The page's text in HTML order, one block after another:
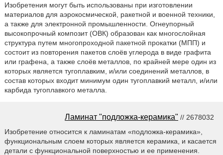
Изобретения могут быть использованы при изготовлении
материалов для аэрокосмической, ракетной и военной техники,
а также для электронной промышленности. Огнеупорный
высокопрочный композит (ОВК) образован как многослойная
структура путем многопроходной пакетной прокатки (МПП) и
состоит из повторения пакетов слоёв углерода в виде графита
или графена, а также слоёв металлов, по крайней мере один из
которых является тугоплавким, и/или соединений металлов, в
состав которых входит минимум один тугоплавкий металл, и/или
карбида тугоплавкого металла.
Ламинат "подложка-керамика" // 2678032
Изобретение относится к ламинатам «подложка-керамика»,
функциональным слоем которых является керамика, и касается
детали с функциональной поверхностью и ее применения.